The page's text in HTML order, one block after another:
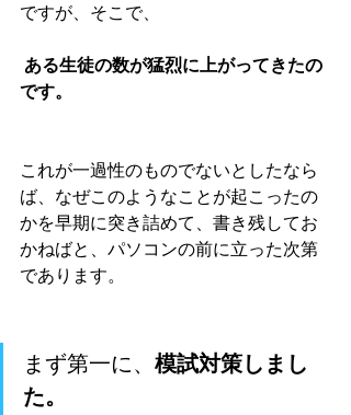
ですが、そこで、
ある生徒の数が猛烈に上がってきたの
です。
これが一過性のものでないとしたなら
ば、なぜこのようなことが起こったの
かを早期に突き詰めて、書き残してお
かねばと、パソコンの前に立った次第
であります。
まず第一に、 模試対策しまし
た。